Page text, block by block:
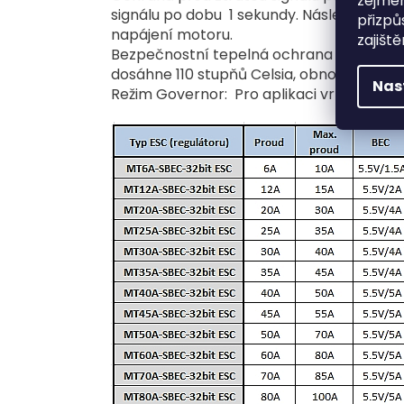
signálu po dobu 1 sekundy. Následná
napájení motoru.
Bezpečnostní tepelná ochrana proti
dosáhne 110 stupňů Celsia, obnoví
Režim Governor: Pro aplikaci vrtulníku.